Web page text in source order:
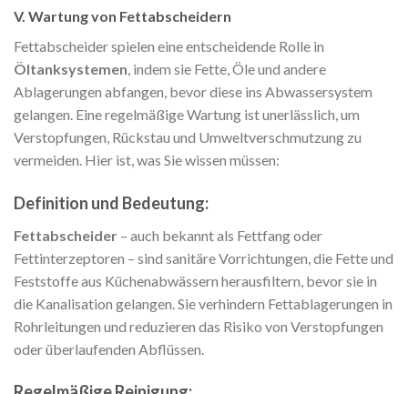
V. Wartung von Fettabscheidern
Fettabscheider spielen eine entscheidende Rolle in
Öltanksystemen , indem sie Fette, Öle und andere
Ablagerungen abfangen, bevor diese ins Abwassersystem
gelangen. Eine regelmäßige Wartung ist unerlässlich, um
Verstopfungen, Rückstau und Umweltverschmutzung zu
vermeiden. Hier ist, was Sie wissen müssen:
Definition und Bedeutung:
Fettabscheider – auch bekannt als Fettfang oder
Fettinterzeptoren – sind sanitäre Vorrichtungen, die Fette und
Feststoffe aus Küchenabwässern herausfiltern, bevor sie in
die Kanalisation gelangen. Sie verhindern Fettablagerungen in
Rohrleitungen und reduzieren das Risiko von Verstopfungen
oder überlaufenden Abflüssen.